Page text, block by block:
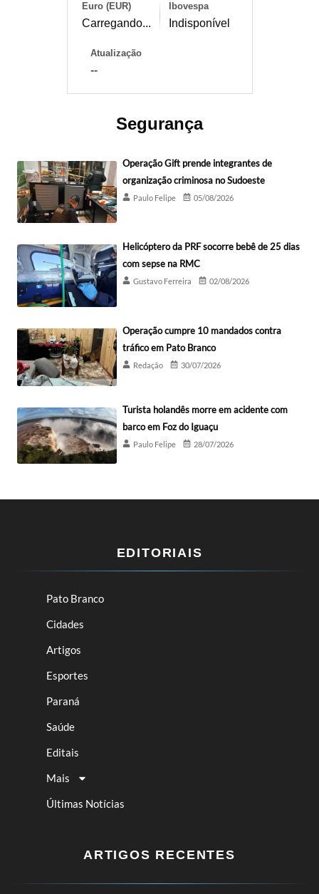
Euro (EUR)
Carregando...
Ibovespa
Indisponível
Atualização
--
Segurança
Operação Gift prende integrantes de
organização criminosa no Sudoeste
Paulo Felipe 05/08/2026
Helicóptero da PRF socorre bebê de 25 dias
com sepse na RMC
Gustavo Ferreira 02/08/2026
Operação cumpre 10 mandados contra
tráfico em Pato Branco
Redação 30/07/2026
Turista holandês morre em acidente com
barco em Foz do Iguaçu
Paulo Felipe 28/07/2026
EDITORIAIS
Pato Branco
Cidades
Artigos
Esportes
Paraná
Saúde
Editais
Mais
Últimas Notícias
ARTIGOS RECENTES